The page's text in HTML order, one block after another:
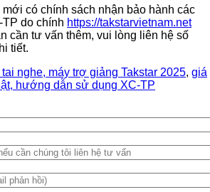
có chính sách nhận bảo hành các
TP do chính https://takstarvietnam.net
cần tư vấn thêm, vui lòng liên hệ số
tiết.
nghe, máy trợ giảng Takstar 2025, giá
hướng dẫn sử dụng XC-TP